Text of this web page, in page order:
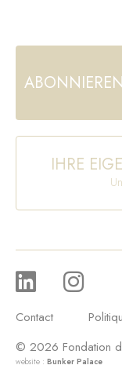
IHRE
Contact
© 2026 Fondation
website : Bunker Palace